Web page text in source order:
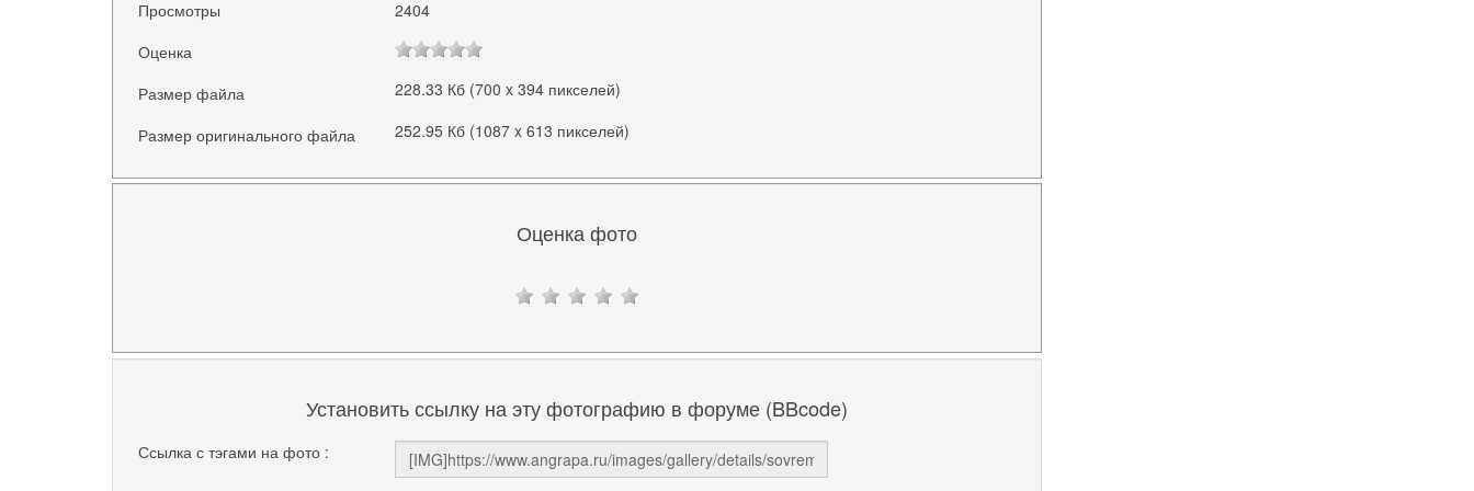
Просмотры
2404
Оценка
Размер файла
228.33 Кб (700 x 394 пикселей)
Размер оригинального файла 252.95 Кб (1087 x 613 пикселей)
Оценка фото
Установить ссылку на эту фотографию в форуме (BBcode)
Ссылка с тэгами на фото :